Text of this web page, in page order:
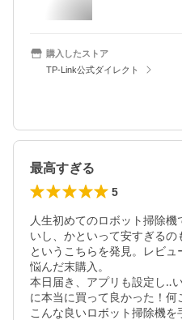
購入したストア
TP-Link公式ダイレクト
最高すぎる
5
人生初めてのロボット掃除
いし、かといって安すぎる
というこちらを発見。レビュ
悩んだ末購入。
本日届き、アプリも設定し‥
に本当に買って良かった！
こんな良いロボット掃除機